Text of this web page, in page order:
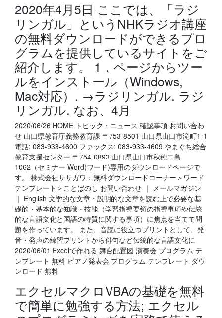
2020年4月5日 ここでは、「ラジ
リンガル」というNHKラジオ講座
の無料ダウンロードができるプロ
グラムを提供しているサイトをご
紹介します。 1．ページからツー
ルをインストール（Windows,
Mac対応）. →ラジリンガル. ラジ
リンガル. なお、4月
2020/06/26 HOME トピック・ニュース 確認事項 お問い合わ
せ 山口県教育庁義務教育課 〒753-8501 山口県山口市滝町1-1
電話: 083-933-4600 ファックス: 083-933-4609 やまぐち総合
教育支援センター 〒754-0893 山口県山口市秋穂二島
1062（セミナー Word(ワード)専用のダウンロードページで
す。 株式会社ササガワ：無料ダウンロードコーナー＞ワード
テンプレート＞ことばのし お問い合わせ ｜ メールマガジン
｜ English 文学的な文章・説明的な文章を読む上で必要な基
礎的・基本的な知識・技能（学習指導要領の指導事項や伝統
的な言語文化と国語の特質に関する事項）に焦点を当てて問
題を作っています。 また、音読に役立つプリントとして、発
音・発声の練習プリントから俳句など伝統的な言語文化に
2020/06/01 Excelで作れる 舞台配置図 演奏会 プログラム テ
ンプレート 無料 ピアノ発表会 プログラム テンプレート ダウ
ンロード 無料
エクセルマクロVBAの基礎を無料
で簡単に勉強する方法; エクセル